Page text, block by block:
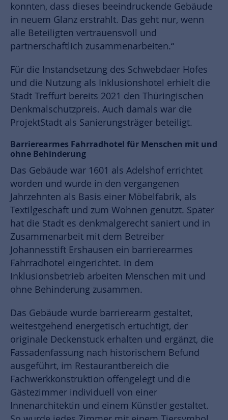
konnten, dass dieses beeindruckende Gebäude
in neuem Glanz erstrahlt. Das geht nur, wenn
alle Beteiligten vertrauensvoll und
partnerschaftlich zusammenarbeiten.“
Für die Instandsetzung des Schwebdaer Hofes
und die Nutzung als Inklusionshotel erhielt die
Stadt Treffurt bereits 2021 den Thüringischen
Denkmalschutzpreis. Auch damals war die
ProjektStadt als Sanierungsträger beteiligt.
Barrierearmes Fahrradhotel für Menschen mit und
ohne Behinderung
Das Gebäude war 1601 als Adelshof errichtet
worden und wurde in den vergangenen
Jahrzehnten als Basis einer Möbelfabrik, als
Textilgeschäft und zum Wohnen genutzt. Später
hat die Stadt es denkmalgerecht saniert und in
Zusammenarbeit mit dem Betreiber
Johannesstift Ershausen ein barrierearmes
Fahrradhotel eingerichtet. In dem
Inklusionsbetrieb arbeiten Menschen mit und
ohne Behinderung zusammen.
Das Gebäude wurde barrierearm gestaltet,
weitestgehend energetisch ertüchtigt, der
originale Deckenstuck erhalten und ergänzt, die
Fassadenfassung nach historischem Befund
ausgeführt, im Restaurantbereich die
Fachwerkkonstruktion offengelegt und die
Gästezimmer individuell von einer
Innenarchitektin und einem Künstler gestaltet.